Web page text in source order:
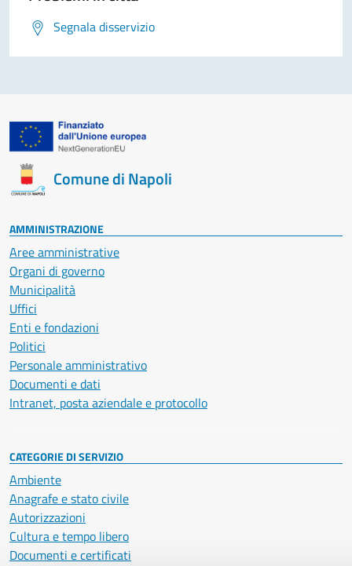
Segnala disservizio
Comune di Napoli
AMMINISTRAZIONE
Aree amministrative
Organi di governo
Municipalità
Uffici
Enti e fondazioni
Politici
Personale amministrativo
Documenti e dati
Intranet, posta aziendale e protocollo
CATEGORIE DI SERVIZIO
Ambiente
Anagrafe e stato civile
Autorizzazioni
Cultura e tempo libero
Documenti e certificati